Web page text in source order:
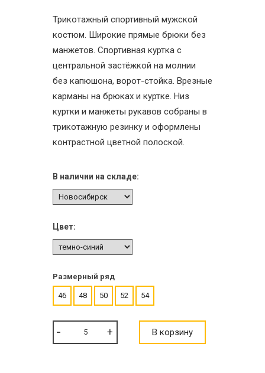
Трикотажный спортивный мужской
костюм. Широкие прямые брюки без
манжетов. Спортивная куртка с
центральной застёжкой на молнии
без капюшона, ворот-стойка. Врезные
карманы на брюках и куртке. Низ
куртки и манжеты рукавов собраны в
трикотажную резинку и оформлены
контрастной цветной полоской.
В наличии на складе:
Цвет:
Размерный ряд
46 48 50 52 54
В корзину